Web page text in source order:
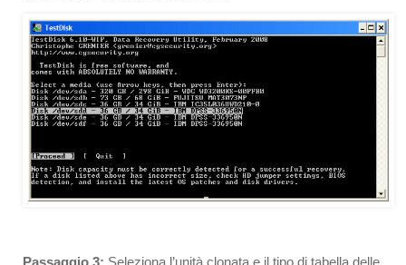
Passaggio 3: Seleziona l’unità clonata e il tipo di tabella delle